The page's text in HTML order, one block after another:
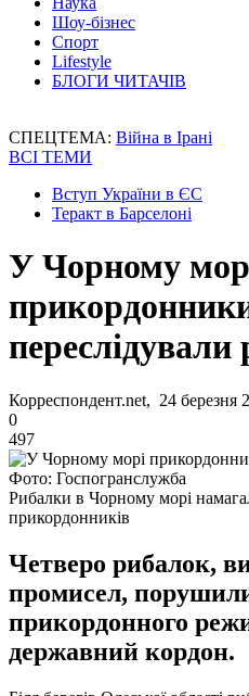
Шоу-бізнес
Спорт
Lifestyle
БЛОГИ ЧИТАЧІВ
СПЕЦТЕМА: Війна в Ірані
ВСІ ТЕМИ
Вступ України в ЄС
Теракт в Барселоні
У Чорному
переслідували
Корреспондент.net, 24 березня
0
497
Фото: Госпогранслужба
Рибалки в Чорному морі
прикордонників
Четверо рибалок,
промисел,
прикордонного
державний кордон.